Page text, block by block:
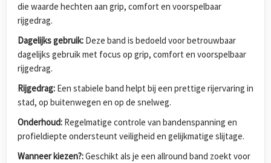
die waarde hechten aan grip, comfort en voorspelbaar
rijgedrag.
Dagelijks gebruik: Deze band is bedoeld voor betrouwbaar
dagelijks gebruik met focus op grip, comfort en voorspelbaar
rijgedrag.
Rijgedrag: Een stabiele band helpt bij een prettige rijervaring in
stad, op buitenwegen en op de snelweg.
Onderhoud: Regelmatige controle van bandenspanning en
profieldiepte ondersteunt veiligheid en gelijkmatige slijtage.
Wanneer kiezen?:Geschikt als je een allround band zoekt voor